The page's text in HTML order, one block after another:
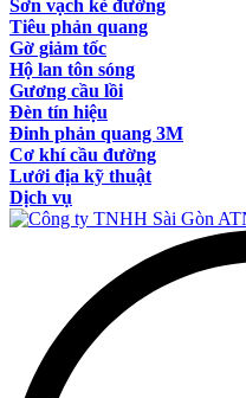
Sơn vạch kẻ đường
Tiêu phản quang
Gờ giảm tốc
Hộ lan tôn sóng
Gương cầu lồi
Đèn tín hiệu
Đinh phản quang 3M
Cơ khí cầu đường
Lưới địa kỹ thuật
Dịch vụ